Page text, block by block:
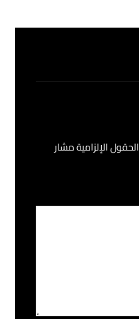
الحقول الإلزامية مشار